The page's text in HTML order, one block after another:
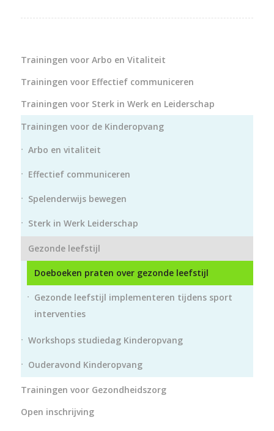
Trainingen voor Arbo en Vitaliteit
Trainingen voor Effectief communiceren
Trainingen voor Sterk in Werk en Leiderschap
Trainingen voor de Kinderopvang
Arbo en vitaliteit
Effectief communiceren
Spelenderwijs bewegen
Sterk in Werk Leiderschap
Gezonde leefstijl
Doeboeken praten over gezonde leefstijl
Gezonde leefstijl implementeren tijdens sport
interventies
Workshops studiedag Kinderopvang
Ouderavond Kinderopvang
Trainingen voor Gezondheidszorg
Open inschrijving